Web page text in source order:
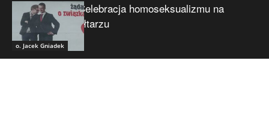
o. Jacek Gniadek
Celebracja homoseksualizmu na
ołtarzu